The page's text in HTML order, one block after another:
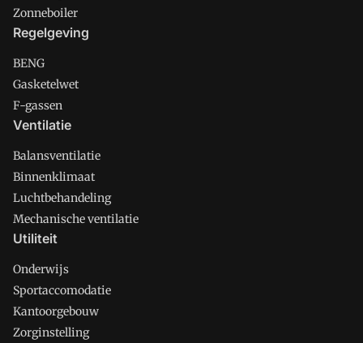
Zonneboiler
Regelgeving
BENG
Gasketelwet
F-gassen
Ventilatie
Balansventilatie
Binnenklimaat
Luchtbehandeling
Mechanische ventilatie
Utiliteit
Onderwijs
Sportaccomodatie
Kantoorgebouw
Zorginstelling